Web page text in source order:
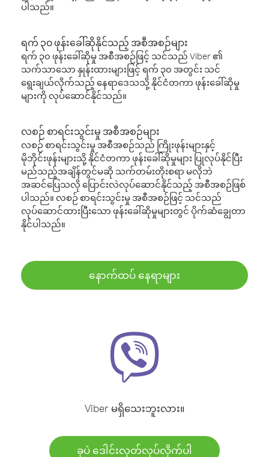
ပါသည်။
ရက် ၃၀ ဖုန်းခေါ်ဆိုနိုင်သည့် အစီအစဉ်များ
ရက် ၃၀ ဖုန်းခေါ်ဆိုမှု အစီအစဉ်ဖြင့် သင်သည် Viber ၏
သက်သာသော နှုန်းထားများဖြင့် ရက် ၃၀ အတွင်း သင်
ရွေးချယ်လိုက်သည့် နေရာဒေသသို့ နိုင်ငံတကာ ဖုန်းခေါ်ဆိုမှု
များကို လုပ်ဆောင်နိုင်သည်။
လစဉ် စာရင်းသွင်းမှု အစီအစဉ်များ
လစဉ် စာရင်းသွင်းမှု အစီအစဉ်သည် ကြိုးဖုန်းများနှင့်
မိုဘိုင်းဖုန်းများသို့ နိုင်ငံတကာ ဖုန်းခေါ်ဆိုမှုများ ပြုလုပ်နိုင်ပြီး
မည်သည့်အချိန်တွင်မဆို သက်တမ်းတိုးစရာ မလိုဘဲ
အဆင်ပြေသလို ပြောင်းလဲလုပ်ဆောင်နိုင်သည့် အစီအစဉ်ဖြစ်
ပါသည်။ လစဉ် စာရင်းသွင်းမှု အစီအစဉ်ဖြင့် သင်သည်
လုပ်ဆောင်ထားပြီးသော ဖုန်းခေါ်ဆိုမှုများတွင် ပိုက်ဆံချွေတာ
နိုင်ပါသည်။
နောက်ထပ် နေရာများ
Viber မရှိသေးဘူးလား။
ခုပဲ ဒေါင်းလုတ်လုပ်လိုက်ပါ